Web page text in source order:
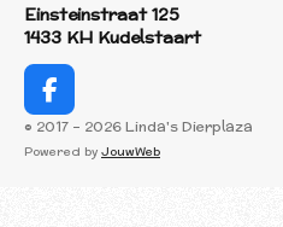
Einsteinstraat 125
1433 KH Kudelstaart
F
a
c
© 2017 - 2026 Linda's Dierplaza
Powered by JouwWeb